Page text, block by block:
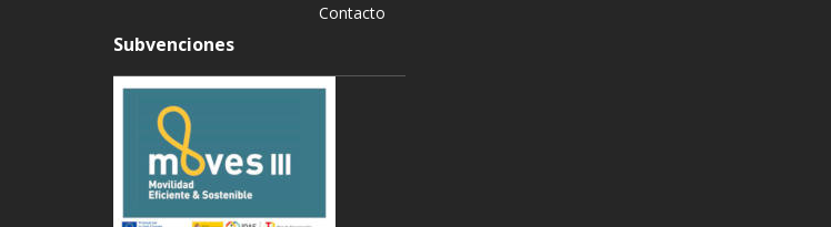
Contacto
Subvenciones